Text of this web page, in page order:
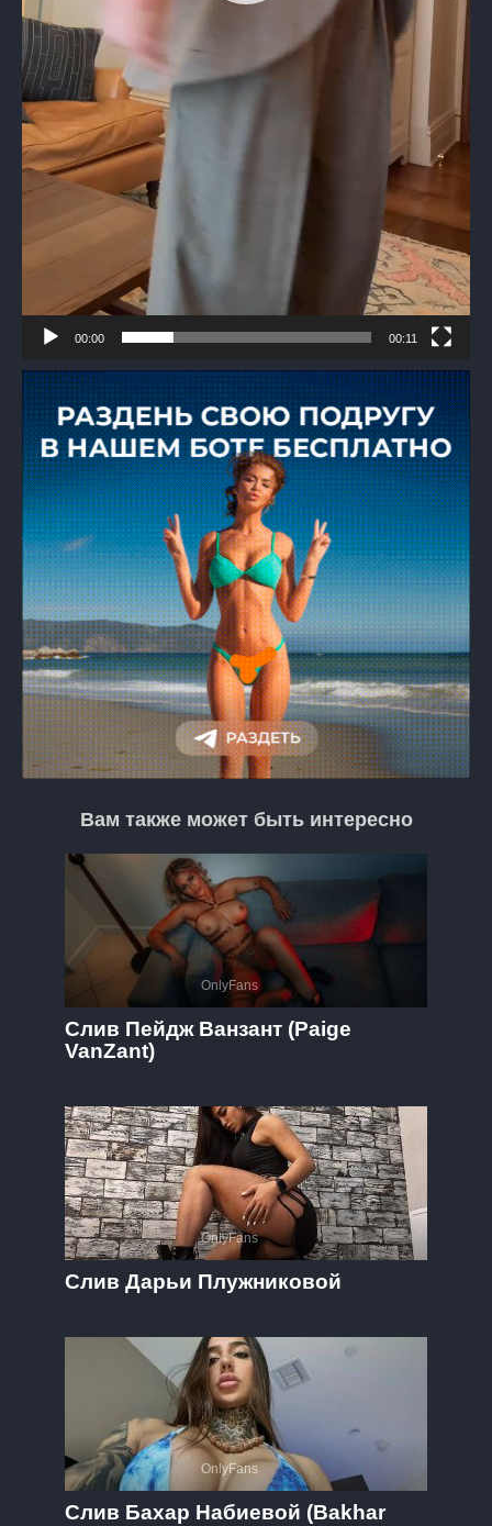
00:00 00:11
Вам также может быть интересно
OnlyFans
Слив Пейдж Ванзант (Paige
VanZant)
OnlyFans
Слив Дарьи Плужниковой
OnlyFans
Слив Бахар Набиевой (Bakhar